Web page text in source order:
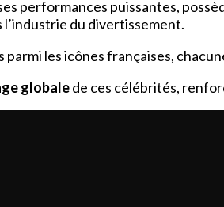
performances puissantes,
l’industrie du divertissement.
les icônes françaises,
globalede ces célébrités,